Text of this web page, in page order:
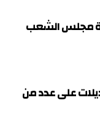
مجلس الشعب
على عدد من